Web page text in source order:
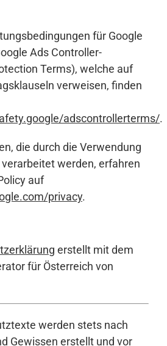
für Google
Ads Controller-
Terms), welche auf
verweisen, finden
adscontrollerterms/.
die durch die Verwendung
werden, erfahren
auf
privacy.
erstellt mit dem
für Österreich von
werden stets nach
Gewissen erstellt und vor